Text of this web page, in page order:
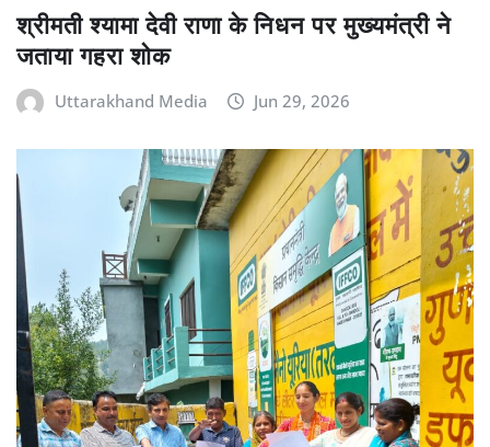
श्रीमती श्यामा देवी राणा के निधन पर मुख्यमंत्री ने
जताया गहरा शोक
Uttarakhand Media Jun 29, 2026